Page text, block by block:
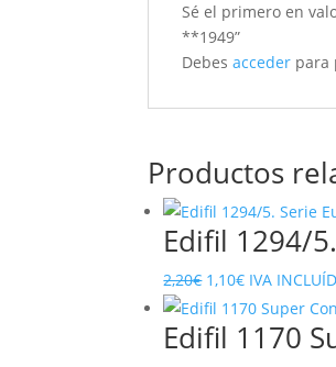
Sé el primero en
**1949”
Debesacceder para
Productos
Edifil 1294/
2,20€ El
precio
original
1,10€El
precio
actual
IVA
Edifil 1170